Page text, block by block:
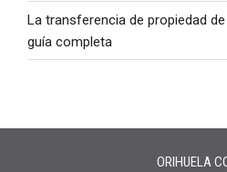
La transferencia de propiedad
guía completa
ORIHUELA